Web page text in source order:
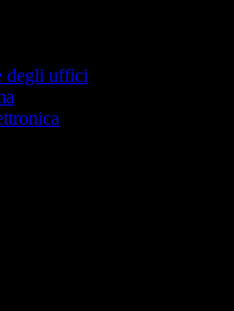
degli uffici